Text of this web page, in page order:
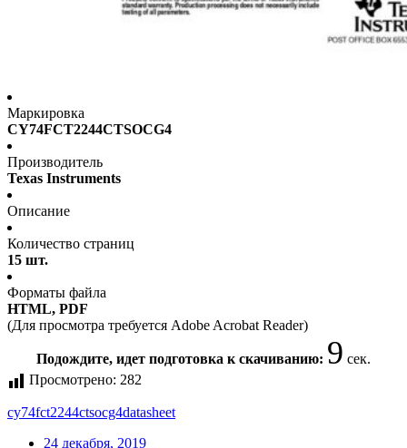
Маркировка
CY74FCT2244CTSOCG4
Производитель
Texas Instruments
Описание
Количество страниц
15 шт.
Форматы файла
HTML, PDF
(Для просмотра требуется Adobe Acrobat Reader)
Подождите, идет подготовка к скачиванию: 9 сек.
Просмотрено: 282
cy74fct2244ctsocg4datasheet
24 декабря, 2019